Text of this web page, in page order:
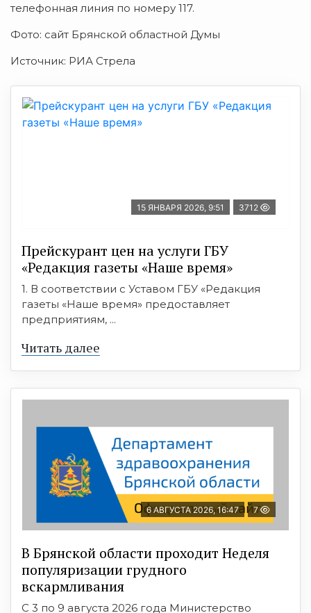
телефонная линия по номеру 117.
Фото: сайт Брянской областной Думы
Источник: РИА Стрела
15 ЯНВАРЯ 2026, 9:51 3712
Прейскурант цен на услуги ГБУ
«Редакция газеты «Наше время»
1. В соответствии с Уставом ГБУ «Редакция
газеты «Наше время» предоставляет
предприятиям, ...
Читать далее
6 АВГУСТА 2026, 16:47 7
В Брянской области проходит Неделя
популяризации грудного
вскармливания
С 3 по 9 августа 2026 года Министерство